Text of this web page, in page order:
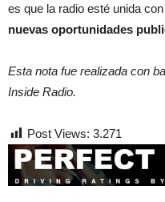
es que la radio esté unida
nuevas oportunidades
Esta nota fue realizada con
Inside Radio.
Post Views: 3.271